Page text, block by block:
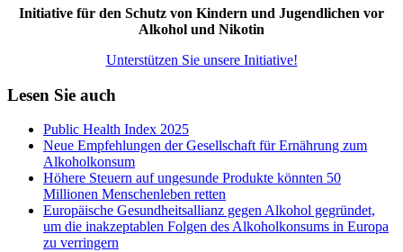
Initiative für den Schutz von Kindern und Jugendlichen vor
Alkohol und Nikotin
Unterstützen Sie unsere Initiative!
Lesen Sie auch
Public Health Index 2025
Neue Empfehlungen der Gesellschaft für Ernährung zum
Alkoholkonsum
Höhere Steuern auf ungesunde Produkte könnten 50
Millionen Menschenleben retten
Europäische Gesundheitsallianz gegen Alkohol gegründet,
um die inakzeptablen Folgen des Alkoholkonsums in Europa
zu verringern